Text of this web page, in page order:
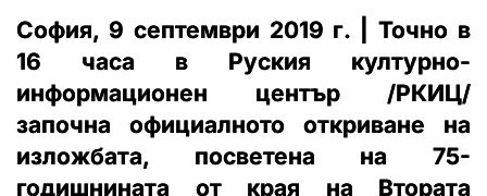
София, 9 септември 2019 г. | Точно в
16 часа в Руския културно-
информационен център /РКИЦ/
започна официалното откриване на
изложбата, посветена на 75-
годишнината от края на Втората